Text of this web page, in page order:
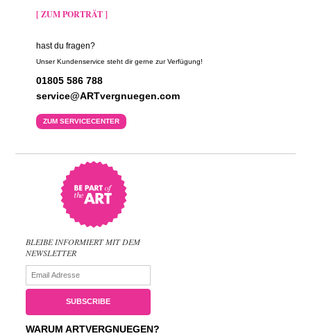
[ ZUM PORTRÄT ]
hast du fragen?
Unser Kundenservice steht dir gerne zur Verfügung!
01805 586 788
service@ARTvergnuegen.com
ZUM SERVICECENTER
BLEIBE INFORMIERT MIT DEM
NEWSLETTER
WARUM ARTVERGNUEGEN?